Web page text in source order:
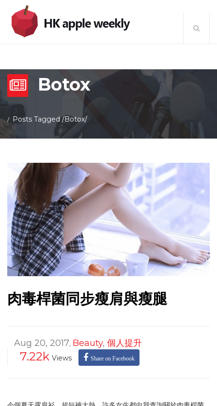
Botox
Posts Tagged/Botox/
肉毒桿菌同步瘦肩與瘦腿
Aug 20, 2017, Beauty, 個人提升
7.22k Views Share on Facebook